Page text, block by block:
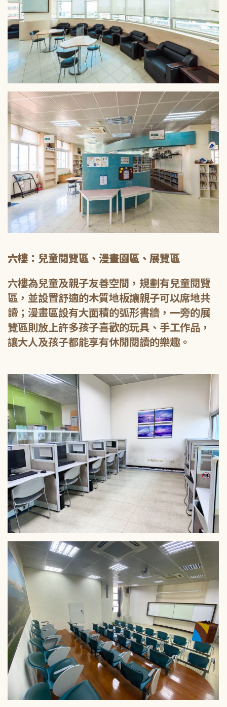
六樓：兒童閱覽區、漫畫園區、展覽區
六樓為兒童及親子友善空間，規劃有兒童閱覽
區，並設置舒適的木質地板讓親子可以席地共
讀；漫畫區設有大面積的弧形書牆，一旁的展
覽區則放上許多孩子喜歡的玩具、手工作品，
讓大人及孩子都能享有休閒閱讀的樂趣。